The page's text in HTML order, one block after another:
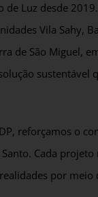
Luz desde
Vila Sahy,
de São Miguel,
reforçamos o
Cada
por